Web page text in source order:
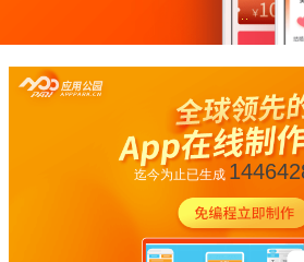
迄今为止已生成